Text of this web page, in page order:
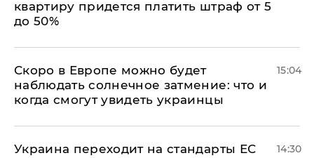
квартиру придется платить штраф от 5
до 50%
Скоро в Европе можно будет
наблюдать солнечное затмение: что и
когда смогут увидеть украинцы
15:04
Украина переходит на стандарты ЕС
14:30